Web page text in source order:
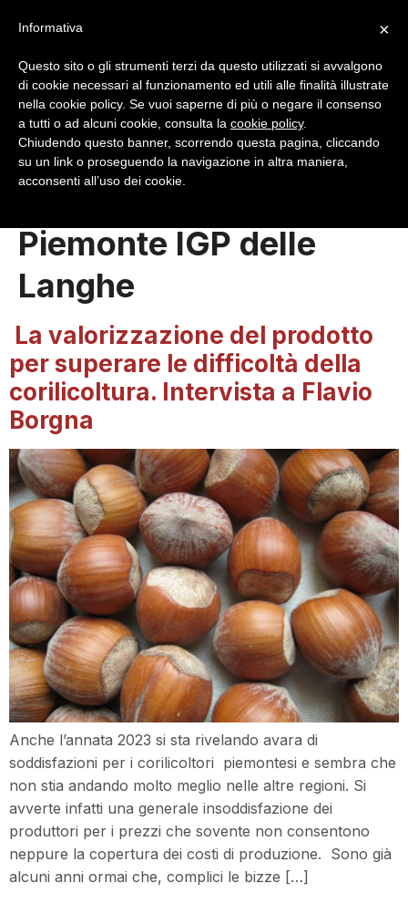
Login Registrazione
Piemonte IGP delle
Langhe
La valorizzazione del prodotto
per superare le difficoltà della
corilicoltura. Intervista a Flavio
Borgna
Anche l’annata 2023 si sta rivelando avara di
soddisfazioni per i corilicoltori piemontesi e sembra che
non stia andando molto meglio nelle altre regioni. Si
avverte infatti una generale insoddisfazione dei
produttori per i prezzi che sovente non consentono
neppure la copertura dei costi di produzione. Sono già
alcuni anni ormai che, complici le bizze […]
×
Informativa
Questo sito o gli strumenti terzi da questo utilizzati si avvalgono
di cookie necessari al funzionamento ed utili alle finalità illustrate
nella cookie policy. Se vuoi saperne di più o negare il consenso
a tutti o ad alcuni cookie, consulta la cookie policy.
Chiudendo questo banner, scorrendo questa pagina, cliccando
su un link o proseguendo la navigazione in altra maniera,
acconsenti all’uso dei cookie.